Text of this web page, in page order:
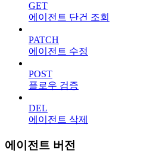
GET
에이전트 단건 조회
PATCH
에이전트 수정
POST
플로우 검증
DEL
에이전트 삭제
에이전트 버전